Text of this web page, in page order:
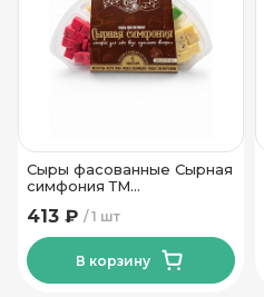
Сыры фасованные Сырная
симфония ТМ
гр
1 шт
413 ₽
В корзину